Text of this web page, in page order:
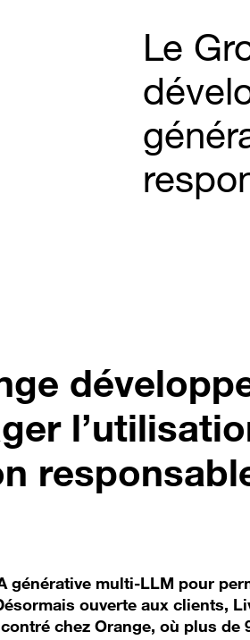
Le
générative multi-LLM pour
ouverte aux clients,
chez Orange, où plus de